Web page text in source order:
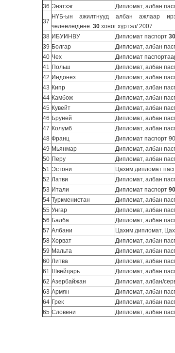
36 Энэтхэг Дипломат, албан
37
НҮБ-ын ажилтнууд албан ажлаар
чөлөөлөгдөнө. 30 хоног хүртэл/ 2007
38 ИБУИНВУ Дипломат паспорт 30
39 Болгар Дипломат, албан
40 Чех Дипломат
41 Польш Дипломат, албан
42 Индонез Дипломат, албан
43 Кипр Дипломат, албан
44 Камбож Дипломат, албан
45 Кувейт Дипломат, албан
46 Бруней Дипломат, албан
47 Колумб Дипломат, албан
48 Франц
Дипломат паспорт
49 Мьянмар Дипломат, албан
50 Перу Дипломат, албан
51 Эстони Цахим дипломат
52 Латви Дипломат, албан
53 Итали Дипломат паспорт 90
54 Туркменистан Дипломат, албан
55 Унгар Дипломат, албан
56 Балба Дипломат, албан
57 Албани Цахим дипломат,
58 Хорват Дипломат, албан
59 Мальта Дипломат, албан
60 Литва Дипломат, албан
61 Швейцарь Дипломат, албан
62 Азербайжан Дипломат, албан/
63 Армян Дипломат, албан
64 Грек Дипломат, албан
65 Словени Дипломат, албан